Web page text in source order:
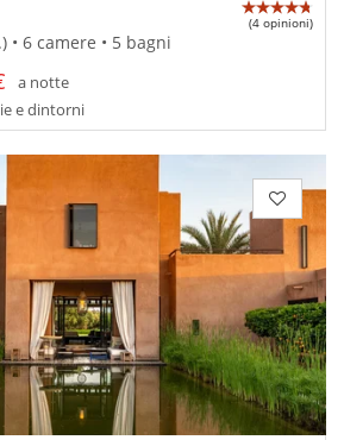
(4 opinioni)
• 6 camere • 5 bagni
a notte
e dintorni